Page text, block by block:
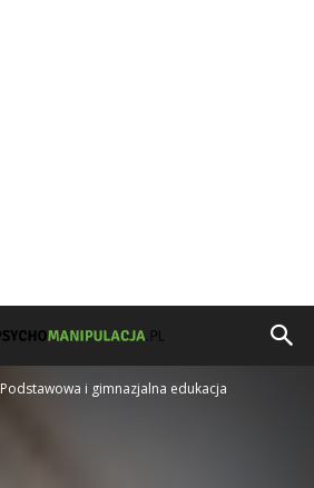
Podstawowa i gimnazjalna edukacja